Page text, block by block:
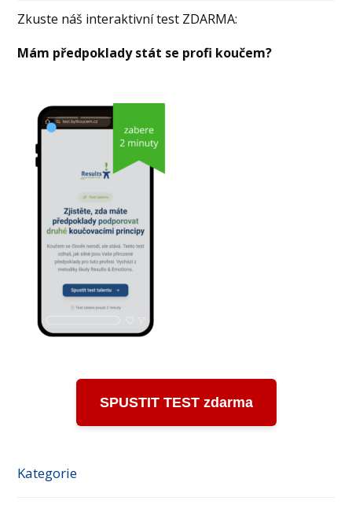
Zkuste náš interaktivní test ZDARMA:
Mám předpoklady stát se profi koučem?
SPUSTIT TEST zdarma
Kategorie